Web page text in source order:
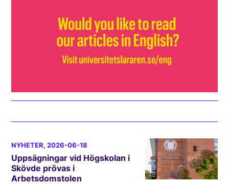
NYHETER, 2026-06-18
Uppsägningar vid Högskolan i
Skövde prövas i
Arbetsdomstolen